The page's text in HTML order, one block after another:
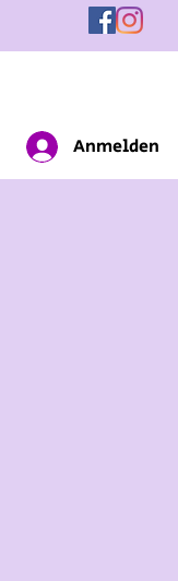
Anmelden